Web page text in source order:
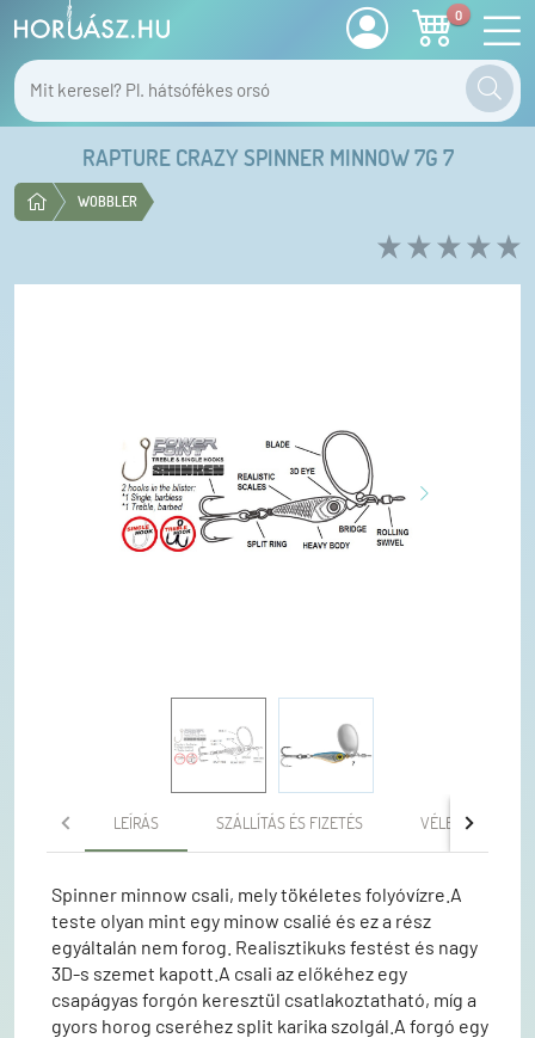
0
RAPTURE CRAZY SPINNER MINNOW 7G 7
WOBBLER
LEÍRÁS SZÁLLÍTÁS ÉS FIZETÉS VÉLEMÉNYEK
Spinner minnow csali, mely tökéletes folyóvízre.A
teste olyan mint egy minow csalié és ez a rész
egyáltalán nem forog. Realisztikuks festést és nagy
3D-s szemet kapott.A csali az előkéhez egy
csapágyas forgón keresztül csatlakoztatható, míg a
gyors horog cseréhez split karika szolgál.A forgó egy